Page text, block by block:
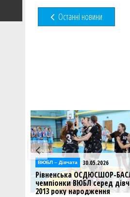
Останні новини
ВЮБЛ – Дiвчата 30.05.2026
Рівненська ОСДЮСШОР-
чемпіонки ВЮБЛ серед
2013 року народження